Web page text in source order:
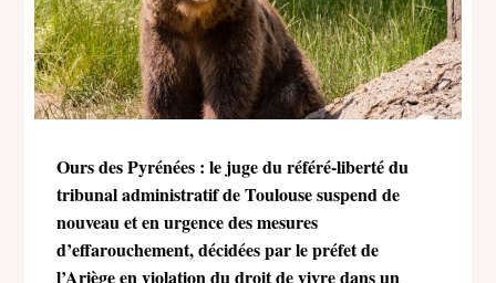
Ours des Pyrénées : le juge du référé-liberté du
tribunal administratif de Toulouse suspend de
nouveau et en urgence des mesures
d’effarouchement, décidées par le préfet de
l’Ariège en violation du droit de vivre dans un